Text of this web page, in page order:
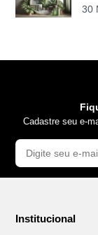
30
Cadastre seu e-
Institucional